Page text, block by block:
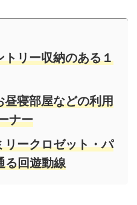
リー収納のある１
寝部屋などの利用
ナー
ークロゼット・パ
る回遊動線